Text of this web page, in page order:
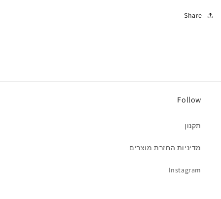
Share
Follow
תקנון
מדיניות החזרת מוצרים
Instagram